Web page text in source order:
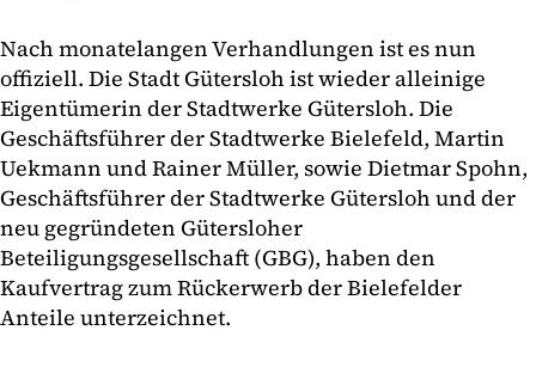
Nach monatelangen Verhandlungen ist es nun
offiziell. Die Stadt Gütersloh ist wieder alleinige
Eigentümerin der Stadtwerke Gütersloh. Die
Geschäftsführer der Stadtwerke Bielefeld, Martin
Uekmann und Rainer Müller, sowie Dietmar Spohn,
Geschäftsführer der Stadtwerke Gütersloh und der
neu gegründeten Gütersloher
Beteiligungsgesellschaft (GBG), haben den
Kaufvertrag zum Rückerwerb der Bielefelder
Anteile unterzeichnet.